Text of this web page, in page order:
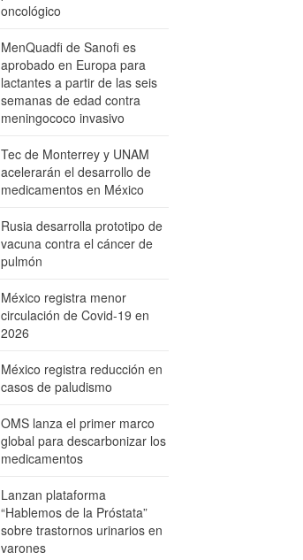
oncológico
MenQuadfi de Sanofi es
aprobado en Europa para
lactantes a partir de las seis
semanas de edad contra
meningococo invasivo
Tec de Monterrey y UNAM
acelerarán el desarrollo de
medicamentos en México
Rusia desarrolla prototipo de
vacuna contra el cáncer de
pulmón
México registra menor
circulación de Covid-19 en
2026
México registra reducción en
casos de paludismo
OMS lanza el primer marco
global para descarbonizar los
medicamentos
Lanzan plataforma
“Hablemos de la Próstata”
sobre trastornos urinarios en
varones